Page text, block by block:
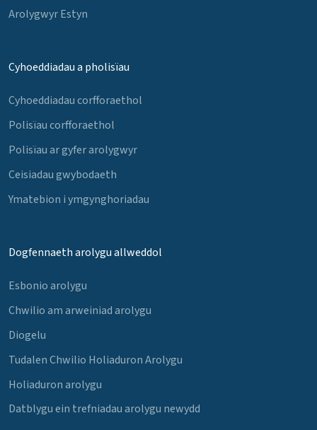
Arolygwyr Estyn
Cyhoeddiadau a pholisïau
Cyhoeddiadau corfforaethol
Polisïau corfforaethol
Polisïau ar gyfer arolygwyr
Ceisiadau gwybodaeth
Ymatebion i ymgynghoriadau
Dogfennaeth arolygu allweddol
Esbonio arolygu
Chwilio am arweiniad arolygu
Diogelu
Tudalen Chwilio Holiaduron Arolygu
Holiaduron arolygu
Datblygu ein trefniadau arolygu newydd